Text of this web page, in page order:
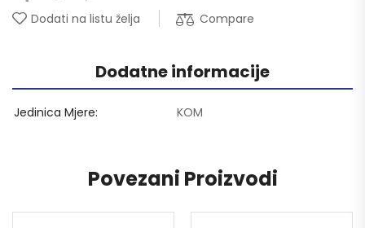
Dodati na listu želja Compare
Dodatne informacije
Jedinica Mjere KOM
Povezani Proizvodi